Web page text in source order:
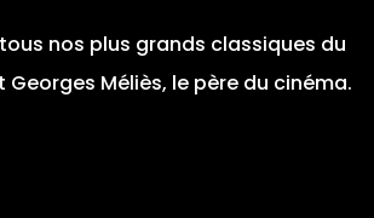
nos plus grands classiques du
Georges Méliès, le père du cinéma.